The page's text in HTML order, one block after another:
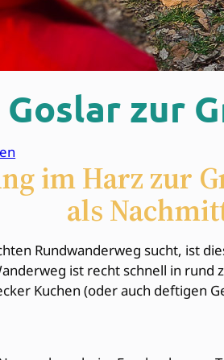
zur
im Harz zur
als
Rundwanderweg sucht, ist
ist recht schnell in
Kuchen (oder auch deftigen